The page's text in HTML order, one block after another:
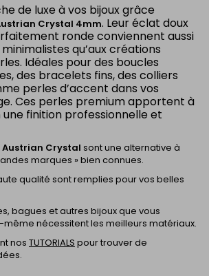
de luxe à vos bijoux grâce
Crystal 4mm. Leur éclat doux
ronde conviennent aussi
qu’aux créations
Idéales pour des boucles
des bracelets fins, des colliers
perles d’accent dans vos
Ces perles premium apportent à
finition professionnelle et
Austrian Crystal sont une alternative à
marques » bien connues.
qualité sont remplies pour vos belles
bagues et autres bijoux que vous
nécessitent les meilleurs matériaux.
nos TUTORIALS pour trouver de